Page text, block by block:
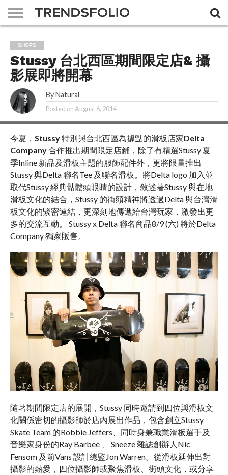
MAGAZINE
THE
FEMIN
ABOUT
US
ADVERTISING
JOBS
CONTACT
US
SHOPS
Stussy 台北西區期間限定店& 攝
影展即將開幕
By Natural
Posted onAugust 6, 2014
今夏， Stussy特別與台北西區為據點的滑板店家Delta
Company合作推出期間限定店鋪，除了有精選Stussy 夏
季Inline 新品及滑板主題的服飾配件外，更將限量推出
Stussy 與Delta 聯名Tee 及聯名滑板。將Delta logo 加入並
取代Stussy 經典骷髏頭眼睛的設計，敘述著Stussy 與在地
滑板文化的結合，Stussy 的街頭精神將透過Delta 與台灣滑
板文化的緊密連結，更深刻地傳遞給台灣玩家，激發出更
多的交流互動。 Stussy x Delta 聯名商品8/9 (六) 將於Delta
Company 獨家販售。
隨著期間限定店的展開，Stussy 同時邀請到四位與滑板文
化關係密切的攝影師於店內展出作品，包含創立Stussy
Skate Team 的Robbie Jeffers、同時身兼職業滑板選手及
音樂家身份的Ray Barbee 、 Sneeze 雜誌創辦人Nic
Fensom 及前Vans 設計總監Jon Warren。從滑板延伸出對
攝影的熱愛，四位攝影師或聚焦滑板、街頭文化，或分享